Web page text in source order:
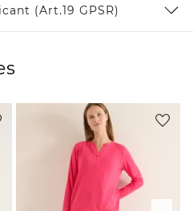
(Art.19 GPSR)